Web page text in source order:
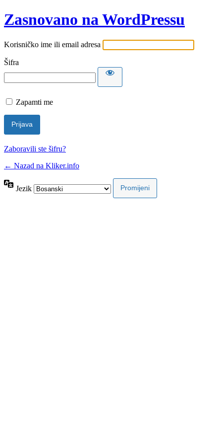
Zasnovano na WordPressu
Korisničko ime ili email adresa
Šifra
Zapamti me
Zaboravili ste šifru?
← Nazad na Kliker.info
Jezik